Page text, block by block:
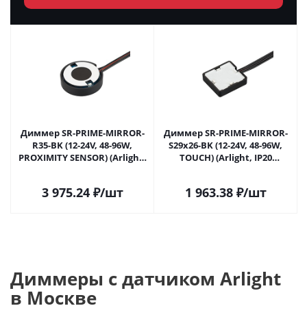
Диммер SR-PRIME-MIRROR-
R35-BK (12-24V, 48-96W,
PROXIMITY SENSOR) (Arlight,
3 975.24₽/шт
Диммер SR-PRIME-MIRROR-
S29x26-BK (12-24V, 48-96W,
TOUCH) (Arlight, IP20
1 963.38₽/шт
Диммеры с датчиком Arlight
в Москве